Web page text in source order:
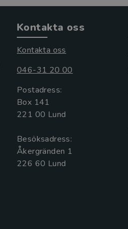
Kontakta oss
Kontakta oss
046-31 20 00
Postadress:
Box 141
221 00 Lund
Besöksadress:
Åkergränden 1